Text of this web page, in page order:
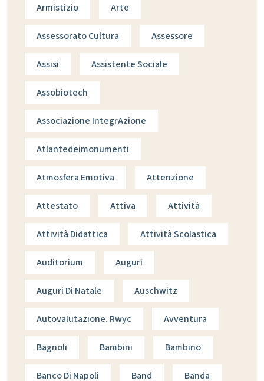
Armistizio Arte
Assessorato Cultura Assessore
Assisi Assistente Sociale
Assobiotech
Associazione IntegrAzione
Atlantedeimonumenti
Atmosfera Emotiva Attenzione
Attestato Attiva Attività
Attività Didattica Attività Scolastica
Auditorium Auguri
Auguri Di Natale Auschwitz
Autovalutazione. Rwyc Avventura
Bagnoli Bambini Bambino
Banco Di Napoli Band Banda